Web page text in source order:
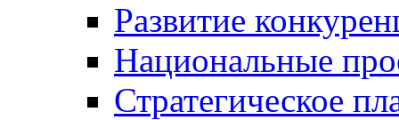
Развитие
Национальные
Стратегическое